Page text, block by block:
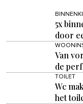
5x
door
Van
de
TOILET
Wc
het